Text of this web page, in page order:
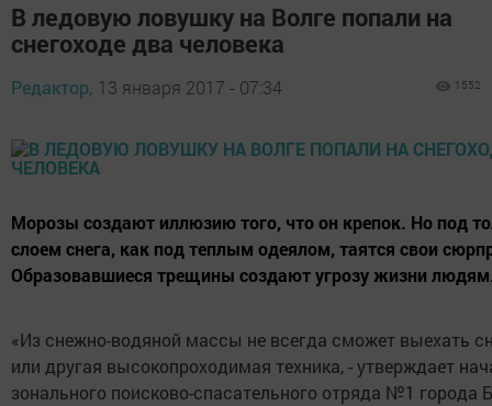
В ледовую ловушку на Волге попали на
снегоходе два человека
Редактор, 13 января 2017 - 07:34 1552
Морозы создают иллюзию того, что он крепок. Но под
слоем снега, как под теплым одеялом, таятся свои
Образовавшиеся трещины создают угрозу жизни
«Из снежно-водяной массы не всегда сможет выехать
или другая высокопроходимая техника, - утверждает
зонального поисково-спасательного отряда №1 города